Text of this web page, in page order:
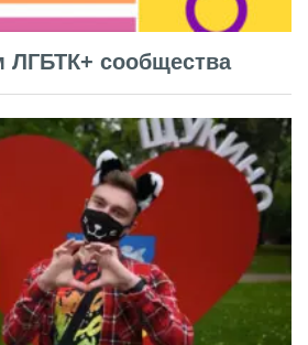
ЛГБТК+ сообщества